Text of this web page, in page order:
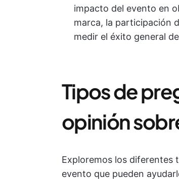
impacto del evento en
marca, la participación
medir el éxito general
Tipos de
opinión
Exploremos los diferentes
evento que pueden